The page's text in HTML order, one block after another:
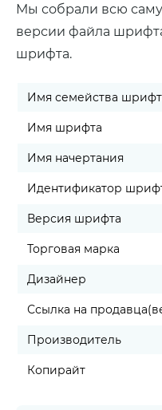
Мы собрали всю
версии файла
шрифта.
Имя семейства
Имя шрифта
Имя начертания
Идентификатор
Версия шрифта
Торговая марка
Дизайнер
Ссылка на
Производитель
Копирайт